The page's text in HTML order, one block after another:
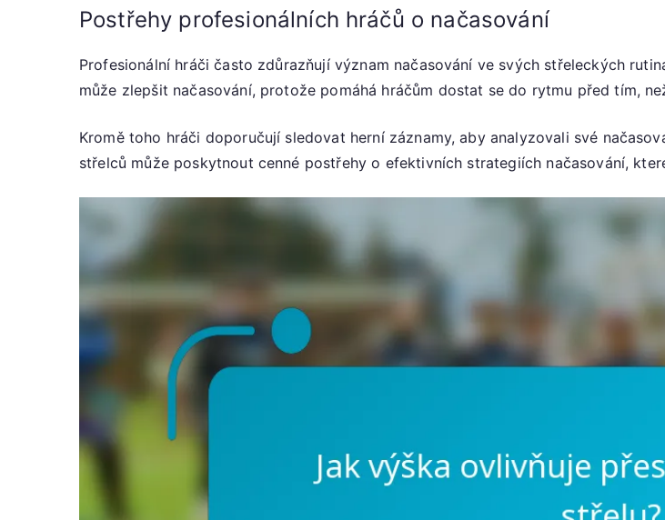
Postřehy profesionálních hráčů o načasování
Profesionální hráči často zdůrazňují význam načasování ve svých střeleckých
může zlepšit načasování, protože pomáhá hráčům dostat se do rytmu před tím,
Kromě toho hráči doporučují sledovat herní záznamy, aby analyzovali své
střelců může poskytnout cenné postřehy o efektivních strategiích načasování,